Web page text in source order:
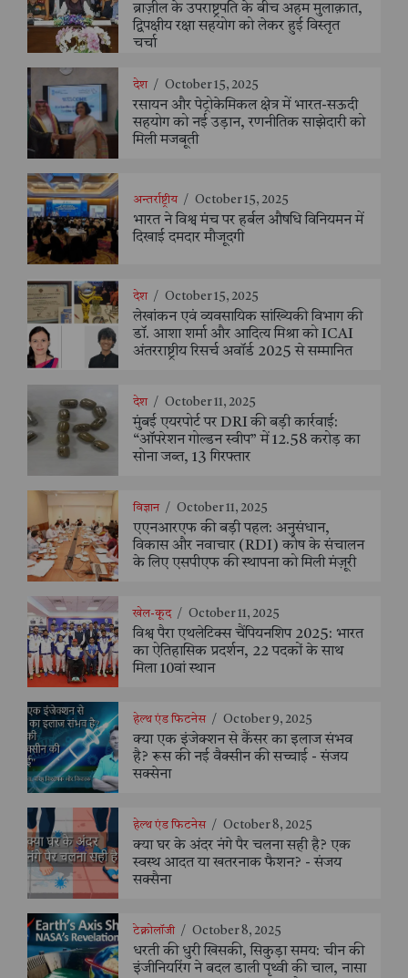
ब्राज़ील के उपराष्ट्रपति के बीच अहम मुलाक़ात,
द्विपक्षीय रक्षा सहयोग को लेकर हुई विस्तृत
चर्चा
देश / October 15, 2025
रसायन और पेट्रोकेमिकल क्षेत्र में भारत-सऊदी
सहयोग को नई उड़ान, रणनीतिक साझेदारी को
मिली मजबूती
अन्तर्राष्ट्रीय / October 15, 2025
भारत ने विश्व मंच पर हर्बल औषधि विनियमन में
दिखाई दमदार मौजूदगी
देश / October 15, 2025
लेखांकन एवं व्यवसायिक सांख्यिकी विभाग की
डॉ. आशा शर्मा और आदित्य मिश्रा को ICAI
अंतरराष्ट्रीय रिसर्च अवॉर्ड 2025 से सम्मानित
देश / October 11, 2025
मुंबई एयरपोर्ट पर DRI की बड़ी कार्रवाई:
“ऑपरेशन गोल्डन स्वीप” में 12.58 करोड़ का
सोना जब्त, 13 गिरफ्तार
विज्ञान / October 11, 2025
एएनआरएफ की बड़ी पहल: अनुसंधान,
विकास और नवाचार (RDI) कोष के संचालन
के लिए एसपीएफ की स्थापना को मिली मंज़ूरी
खेल-कूद / October 11, 2025
विश्व पैरा एथलेटिक्स चैंपियनशिप 2025: भारत
का ऐतिहासिक प्रदर्शन, 22 पदकों के साथ
मिला 10वां स्थान
हेल्थ एंड फिटनेस / October 9, 2025
क्या एक इंजेक्शन से कैंसर का इलाज संभव
है? रूस की नई वैक्सीन की सच्चाई - संजय
सक्सेना
हेल्थ एंड फिटनेस / October 8, 2025
क्या घर के अंदर नंगे पैर चलना सही है? एक
स्वस्थ आदत या खतरनाक फैशन? - संजय
सक्सैना
टेक्नोलॉजी / October 8, 2025
धरती की धुरी खिसकी, सिकुड़ा समय: चीन की
इंजीनियरिंग ने बदल डाली पृथ्वी की चाल, नासा